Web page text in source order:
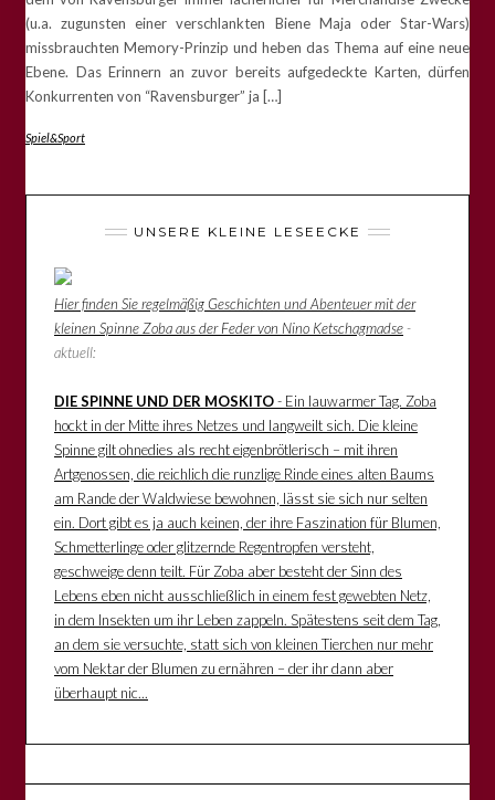
(u.a. zugunsten einer verschlankten Biene Maja oder Star-Wars)
missbrauchten Memory-Prinzip und heben das Thema auf eine neue
Ebene. Das Erinnern an zuvor bereits aufgedeckte Karten, dürfen
Konkurrenten von “Ravensburger” ja […]
Spiel&Sport
UNSERE KLEINE LESEECKE
Hier finden Sie regelmäßig Geschichten und Abenteuer mit der
kleinen Spinne Zoba aus der Feder von Nino Ketschagmadse-
aktuell:
DIE SPINNE UND DER MOSKITO- Ein lauwarmer Tag. Zoba
hockt in der Mitte ihres Netzes und langweilt sich. Die kleine
Spinne gilt ohnedies als recht eigenbrötlerisch – mit ihren
Artgenossen, die reichlich die runzlige Rinde eines alten Baums
am Rande der Waldwiese bewohnen, lässt sie sich nur selten
ein. Dort gibt es ja auch keinen, der ihre Faszination für Blumen,
Schmetterlinge oder glitzernde Regentropfen versteht,
geschweige denn teilt. Für Zoba aber besteht der Sinn des
Lebens eben nicht ausschließlich in einem fest gewebten Netz,
in dem Insekten um ihr Leben zappeln. Spätestens seit dem Tag,
an dem sie versuchte, statt sich von kleinen Tierchen nur mehr
vom Nektar der Blumen zu ernähren – der ihr dann aber
überhaupt nic...